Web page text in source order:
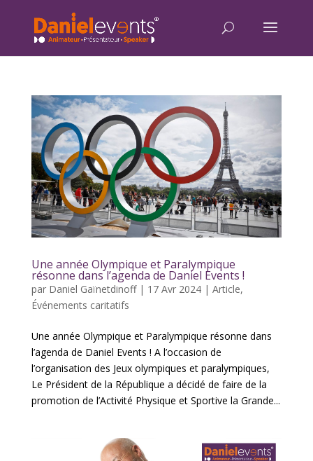
Une année Olympique et Paralympique
résonne dans l’agenda de Daniel Events !
par Daniel Gaïnetdinoff| 17 Avr 2024| Article,
Événements caritatifs
Une année Olympique et Paralympique résonne dans
l’agenda de Daniel Events ! A l’occasion de
l’organisation des Jeux olympiques et paralympiques,
Le Président de la République a décidé de faire de la
promotion de l’Activité Physique et Sportive la Grande...